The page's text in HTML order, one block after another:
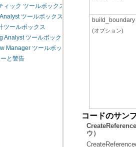
ィック ツールボックス
ツールボックス
ツールボックス
Analyst ツールボックス
Manager ツールボックス
と警告
build_boundary
(オプション)
コードのサン
ウ）